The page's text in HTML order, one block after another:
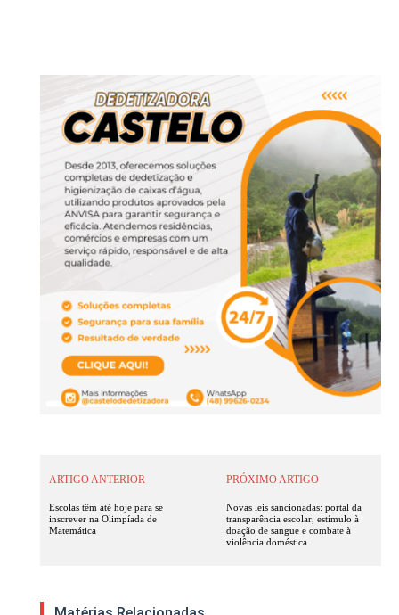
ARTIGO ANTERIOR
Escolas têm até hoje para se
inscrever na Olimpíada de
Matemática
PRÓXIMO ARTIGO
Novas leis sancionadas: portal da
transparência escolar, estímulo à
doação de sangue e combate à
violência doméstica